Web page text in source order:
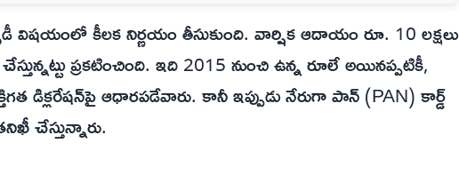
విషయంలో కీలక నిర్ణయం తీసుకుంది. వార్షిక ఆదాయం రూ. 10 లక్షలు
ప్రకటించింది. ఇది 2015 నుంచి ఉన్న రూలే అయినప్పటికీ,
డిక్లరేషన్‌పై ఆధారపడేవారు. కానీ ఇప్పుడు నేరుగా పాన్ (PAN) కార్డ్
చేస్తున్నారు.